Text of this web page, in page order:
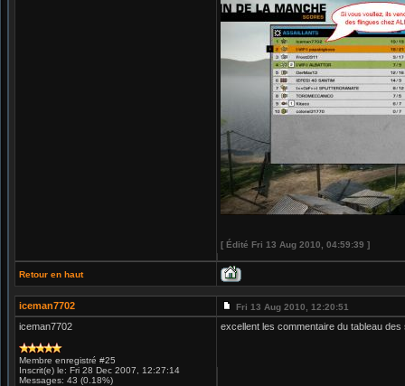
[ Édité Fri 13 Aug 2010, 04:59:39 ]
Retour en haut
iceman7702 Fri 13 Aug 2010, 12:20:51
iceman7702
Membre enregistré #25
Inscrit(e) le: Fri 28 Dec 2007, 12:27:14
Messages: 43 (0.18%)
excellent les commentaire du tableau